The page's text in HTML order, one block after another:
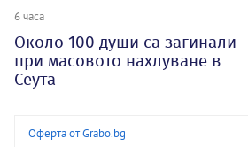
6 часа
Около 100 души са загинали
при масовото нахлуване в
Сеута
Оферта от Grabo.bg